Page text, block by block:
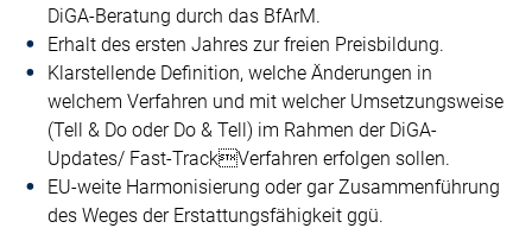
DiGA-Beratung durch das BfArM.
Erhalt des ersten Jahres zur freien Preisbildung.
Klarstellende Definition, welche Änderungen in
welchem Verfahren und mit welcher Umsetzungsweise
(Tell & Do oder Do & Tell) im Rahmen der DiGA-
Updates/ Fast-TrackVerfahren erfolgen sollen.
EU-weite Harmonisierung oder gar Zusammenführung
des Weges der Erstattungsfähigkeit ggü.